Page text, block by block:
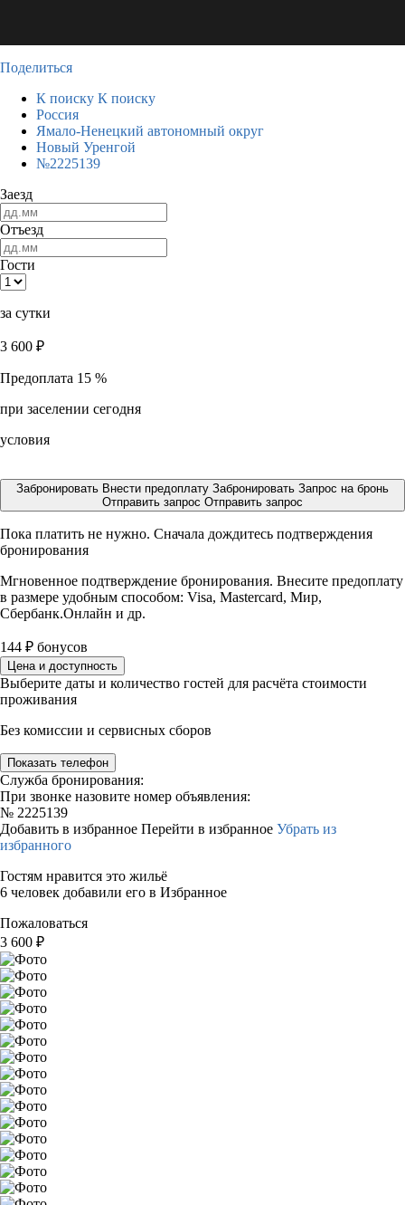
Поделиться
К поиску К поиску
Россия
Ямало-Ненецкий автономный округ
Новый Уренгой
№2225139
Заезд
Отъезд
Гости
за сутки
3 600 ₽
Предоплата 15 %
при заселении сегодня
условия
Забронировать Внести предоплату Забронировать Запрос на бронь
Отправить запрос Отправить запрос
Пока платить не нужно. Сначала дождитесь подтверждения
бронирования
Мгновенное подтверждение бронирования. Внесите предоплату
в размере удобным способом: Visa, Mastercard, Мир,
Сбербанк.Онлайн и др.
144 ₽ бонусов
Цена и доступность
Выберите даты и количество гостей для расчёта стоимости
проживания
Без комиссии и сервисных сборов
Показать телефон
Служба бронирования:
При звонке назовите номер объявления:
№ 2225139
Добавить в избранное Перейти в избранное Убрать из
избранного
Гостям нравится это жильё
6 человек добавили его в Избранное
Пожаловаться
3 600 ₽